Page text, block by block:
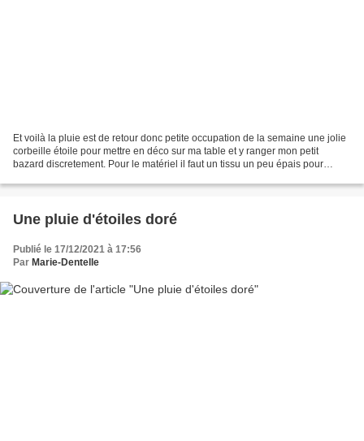
Et voilà la pluie est de retour donc petite occupation de la semaine une jolie
corbeille étoile pour mettre en déco sur ma table et y ranger mon petit
bazard discretement. Pour le matériel il faut un tissu un peu épais pour
Une pluie d'étoiles doré
Publié le 17/12/2021 à 17:56
Par Marie-Dentelle